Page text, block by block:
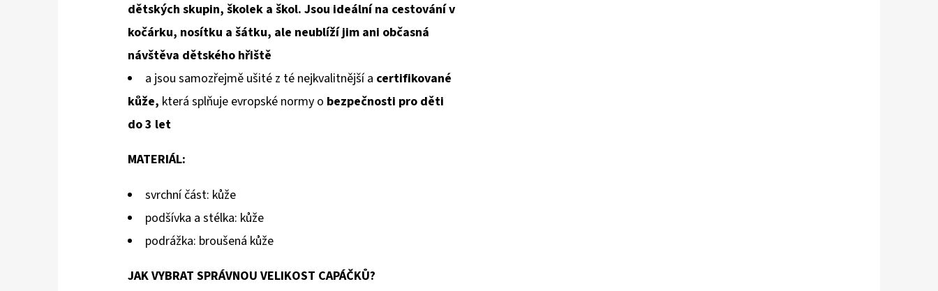
dětských skupin, školek a škol. Jsou ideální na cestování v
kočárku, nosítku a šátku, ale neublíží jim ani občasná
návštěva dětského hřiště
a jsou samozřejmě ušité z té nejkvalitnější a certifikované
kůže, která splňuje evropské normy o bezpečnosti pro děti
do 3 let
MATERIÁL:
svrchní část: kůže
podšívka a stélka: kůže
podrážka: broušená kůže
JAK VYBRAT SPRÁVNOU VELIKOST CAPÁČKŮ?